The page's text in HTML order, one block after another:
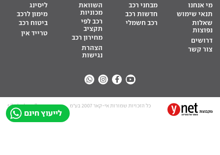
לייעוץ חינם
מי אנחנו
תנאי שימוש
שאלות
נפוצות
דרושים
צור קשר
מבחני רכב
חדשות רכב
רכב חשמלי
השוואת
מכוניות
רכב לפי
תקציב
מחירון רכב
הצהרת
נגישות
ליסינג
מימון לרכב
ביטוח רכב
טרייד אין
כל הזכויות שמורות אי-קאר 2007 בע”מ site by tq.soft